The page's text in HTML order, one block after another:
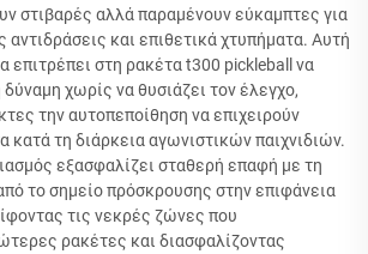
στιβαρές αλλά παραμένουν εύκαμπτες για
αντιδράσεις και επιθετικά χτυπήματα. Αυτή
επιτρέπει στη ρακέτα t300 pickleball να
δύναμη χωρίς να θυσιάζει τον έλεγχο,
την αυτοπεποίθηση να επιχειρούν
κατά τη διάρκεια αγωνιστικών παιχνιδιών.
εξασφαλίζει σταθερή επαφή με τη
το σημείο πρόσκρουσης στην επιφάνεια
τις νεκρές ζώνες που
ρακέτες και διασφαλίζοντας